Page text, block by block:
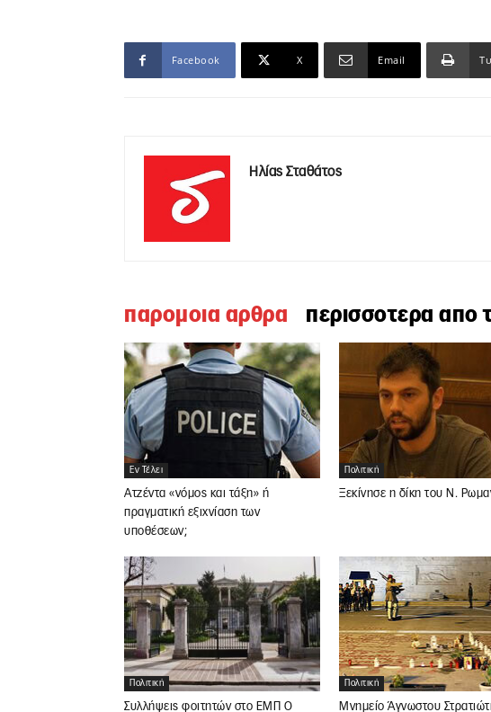
Facebook X Email
Ηλίας Σταθάτος
παρομοια αρθρα περισσοτερα απο
Εν Τέλει
Ατζέντα «νόμος και τάξη» ή
πραγματική εξιχνίαση των
υποθέσεων;
Πολιτική
Ξεκίνησε η δίκη του Ν.
Πολιτική
Συλλήψεις φοιτητών στο ΕΜΠ Ο
Πολιτική
Μνημείο Άγνωστου